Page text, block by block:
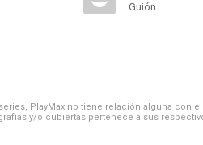
Guión
PlayMax no tiene relación alguna con
y/o cubiertas pertenece a sus